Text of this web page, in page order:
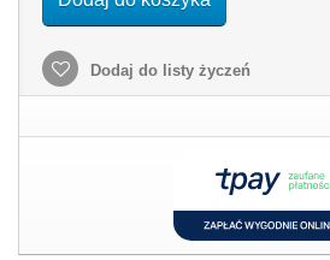
Dodaj do listy życzeń